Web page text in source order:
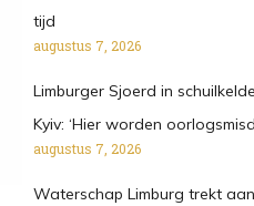
tijd
augustus 7, 2026
Limburger Sjoerd in
Kyiv: ‘Hier worden
augustus 7, 2026
Waterschap Limburg trekt aan